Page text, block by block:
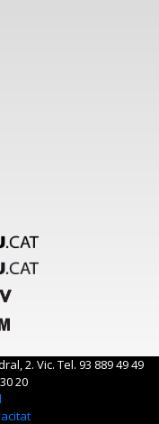
2. Vic. Tel. 93 889 49 49
20